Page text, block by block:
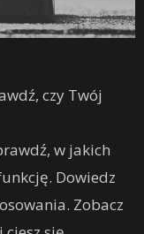
czy Twój
w jakich
Dowiedz
Zobacz